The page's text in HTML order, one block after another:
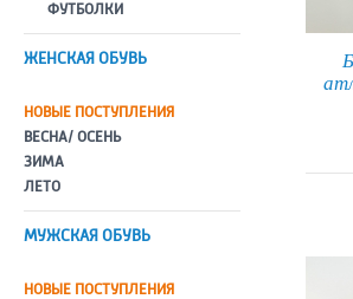
ФУТБОЛКИ
ЖЕНСКАЯ ОБУВЬ
НОВЫЕ ПОСТУПЛЕНИЯ
ВЕСНА/ ОСЕНЬ
ЗИМА
ЛЕТО
МУЖСКАЯ ОБУВЬ
НОВЫЕ ПОСТУПЛЕНИЯ